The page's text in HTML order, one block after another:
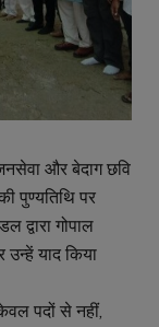
और बेदाग छवि
पुण्यतिथि पर
द्वारा गोपाल
उन्हें याद किया
पदों से नहीं,